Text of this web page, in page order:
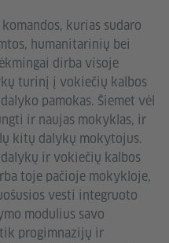
kurias sudaro
humanitarinių bei
dirba visoje
turinį į vokiečių kalbos
pamokas. Šiemet vėl
ir naujas mokyklas, ir
kitų dalykų mokytojus.
ir vokiečių kalbos
toje pačioje mokykloje,
vesti integruoto
modulius savo
progimnazijų ir